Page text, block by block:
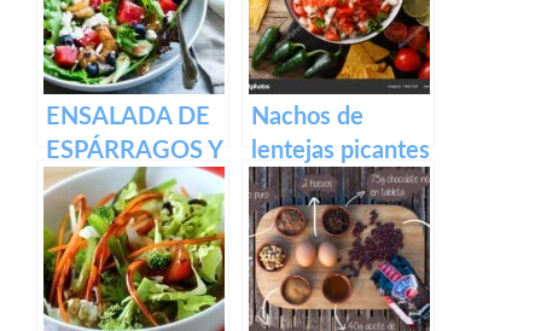
ENSALADA DE
ESPÁRRAGOS Y
REQUESÓN
Nachos de
lentejas picantes
Supremo